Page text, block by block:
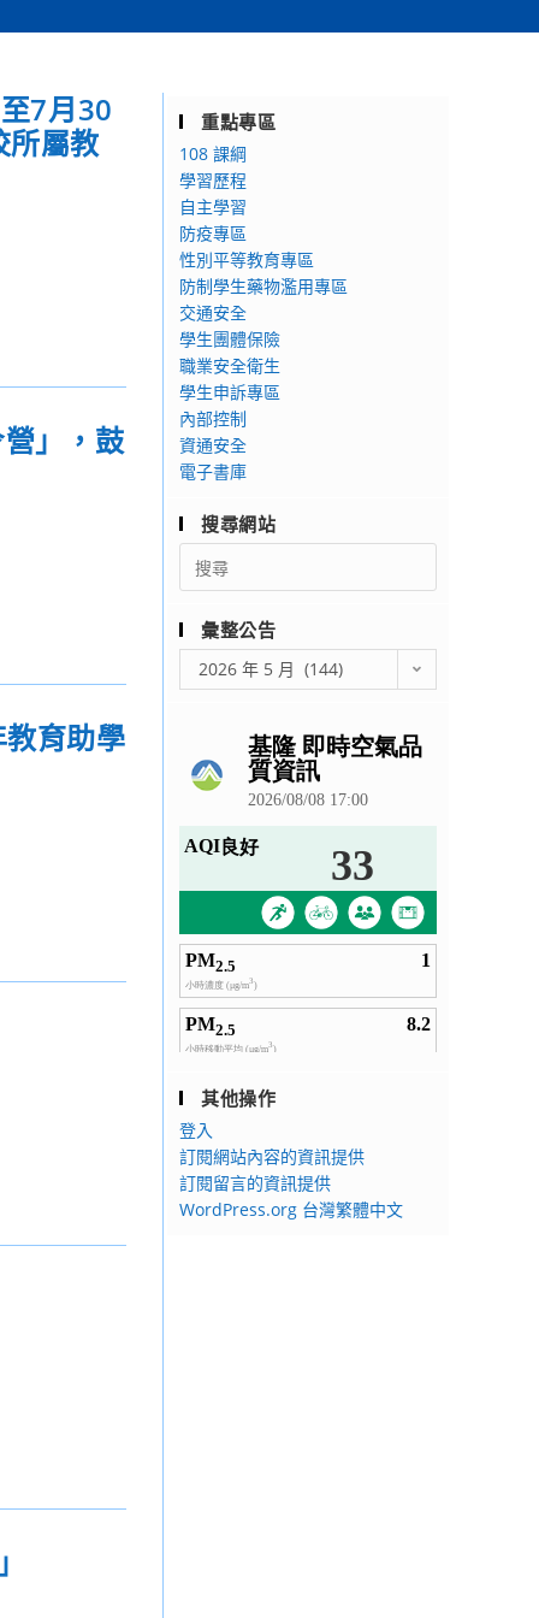
7月30
所屬教
」，鼓
育助學
重點專區
108 課綱
學習歷程
自主學習
防疫專區
性別平等教育專區
防制學生藥物濫用專區
交通安全
學生團體保險
職業安全衛生
學生申訴專區
內部控制
資通安全
電子書庫
搜尋網站
Search
for:
彙整公告
整
2026 年 5 月 (144)
其他操作
登入
訂閱網站內容的資訊提供
訂閱留言的資訊提供
WordPress.org 台灣繁體中文